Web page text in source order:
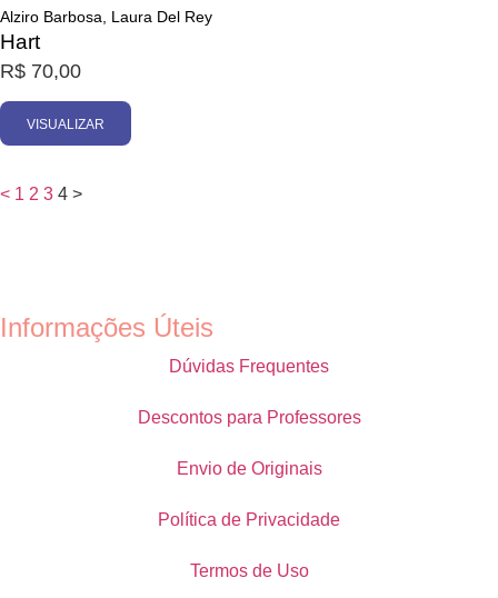
Alziro Barbosa, Laura Del Rey
Hart
R$ 70,00
VISUALIZAR
< 1 2 3 4 >
Informações Úteis
Dúvidas Frequentes
Descontos para Professores
Envio de Originais
Política de Privacidade
Termos de Uso